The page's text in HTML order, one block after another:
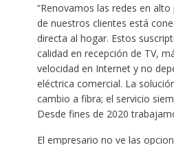
“Renovamos las redes en
de nuestros clientes está
directa al hogar. Estos
calidad en recepción de TV,
velocidad en Internet y no
eléctrica comercial. La
cambio a fibra; el servicio
Desde fines de 2020
El empresario no ve las